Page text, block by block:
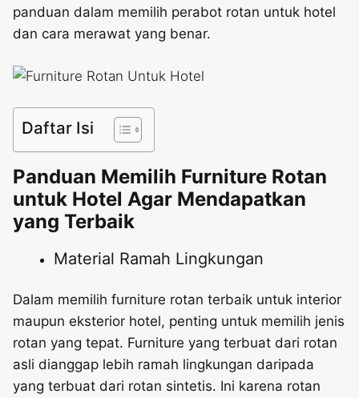
panduan dalam memilih perabot rotan untuk hotel
dan cara merawat yang benar.
Daftar Isi
Panduan Memilih Furniture Rotan
untuk Hotel Agar Mendapatkan
yang Terbaik
Material Ramah Lingkungan
Dalam memilih furniture rotan terbaik untuk interior
maupun eksterior hotel, penting untuk memilih jenis
rotan yang tepat. Furniture yang terbuat dari rotan
asli dianggap lebih ramah lingkungan daripada
yang terbuat dari rotan sintetis. Ini karena rotan